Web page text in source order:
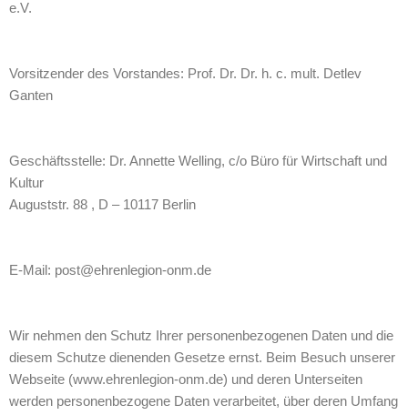
e.V.
Vorsitzender des Vorstandes: Prof. Dr. Dr. h. c. mult. Detlev
Ganten
Geschäftsstelle: Dr. Annette Welling, c/o Büro für Wirtschaft und
Kultur
Auguststr. 88 , D – 10117 Berlin
E-Mail: post@ehrenlegion-onm.de
Wir nehmen den Schutz Ihrer personenbezogenen Daten und die
diesem Schutze dienenden Gesetze ernst. Beim Besuch unserer
Webseite (www.ehrenlegion-onm.de) und deren Unterseiten
werden personenbezogene Daten verarbeitet, über deren Umfang